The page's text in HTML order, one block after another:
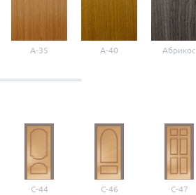
A-35 A-40 Абрикос
С-44 С-46 С-47